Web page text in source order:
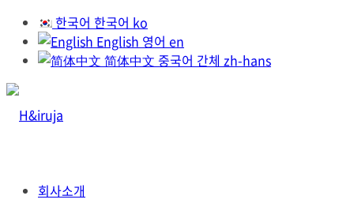
한국어 한국어 ko
English 영어 en
简体中文 중국어 간체 zh-hans
회사소개